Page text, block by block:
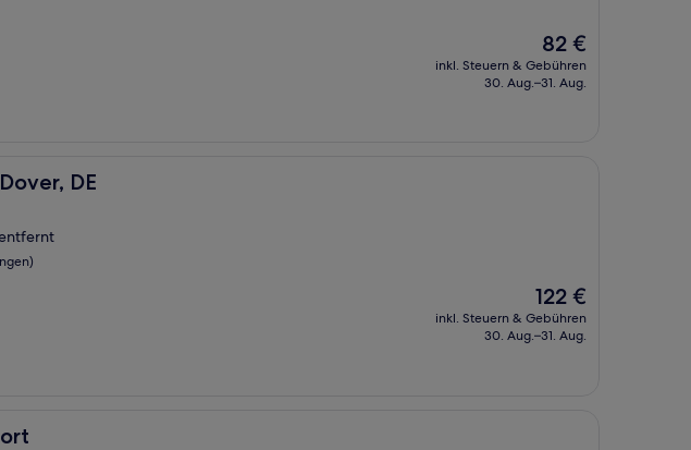
Der
Preis
beträgt
82 €
inkl. Steuern & Gebühren
30. Aug.–31. Aug.
DE
DE
Der
Preis
beträgt
122 €
inkl. Steuern & Gebühren
30. Aug.–31. Aug.